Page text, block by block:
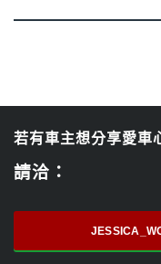
若有車主想分享愛車
請洽：